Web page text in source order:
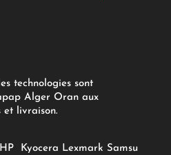
technologies sont
Alger Oran aux
et livraison.
HP Kyocera Lexmark Samsu